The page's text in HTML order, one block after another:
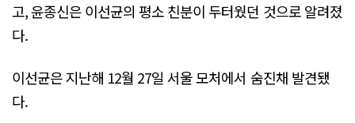
고, 윤종신은 이선균의 평소 친분이 두터웠던 것으로 알려졌
다.
이선균은 지난해 12월 27일 서울 모처에서 숨진채 발견됐
다.